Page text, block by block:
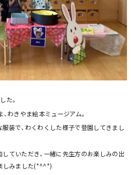
た。
わきやま絵本ミュージアム。
装で、わくわくした様子で登園してきまし
ていただき、一緒に先生方のお楽しみの出
しみました(*^^*)